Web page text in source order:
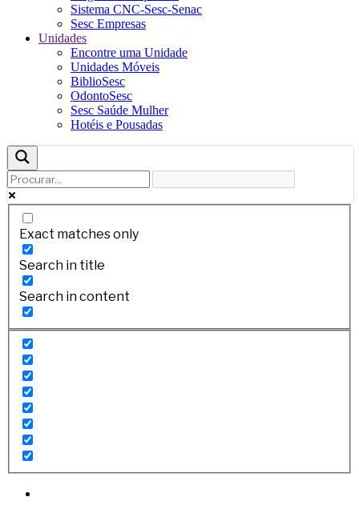
Sistema CNC-Sesc-Senac
Sesc Empresas
Unidades
Encontre uma Unidade
Unidades Móveis
BiblioSesc
OdontoSesc
Sesc Saúde Mulher
Hotéis e Pousadas
Exact matches only
Search in title
Search in content